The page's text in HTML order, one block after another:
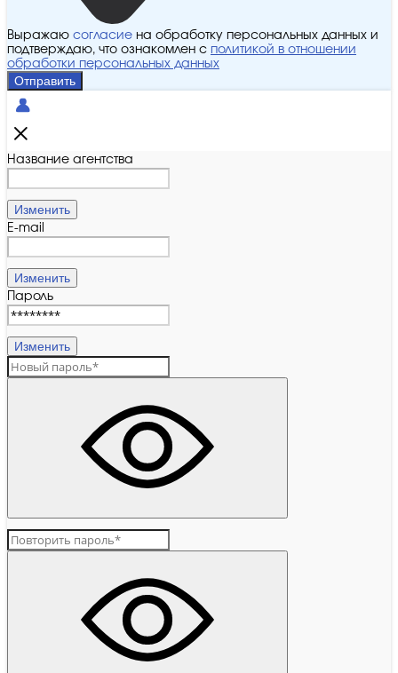
Выражаю согласие на обработку персональных данных и
подтверждаю, что ознакомлен с политикой в отношении
обработки персональных данных
Отправить
Название агентства
Изменить
E-mail
Изменить
Пароль
Изменить